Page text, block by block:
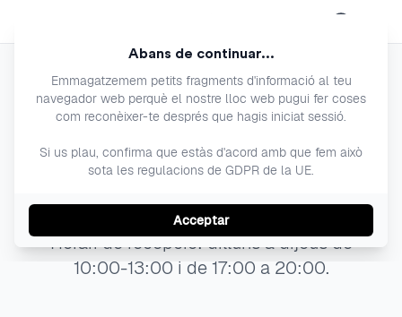
Abans de continuar...
Emmagatzemem petits fragments d'informació al teu
navegador web perquè el nostre lloc web pugui fer coses
com reconèixer-te després que hagis iniciat sessió.
Si us plau, confirma que estàs d'acord amb que fem això
sota les regulacions de GDPR de la UE.
Acceptar
FAQs - Preguntes
Horari de recepció: dilluns a dijous de
10:00-13:00 i de 17:00 a 20:00.